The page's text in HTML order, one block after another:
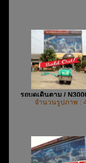
รถบดเดินตาม /
จำนวนรูปภาพ :